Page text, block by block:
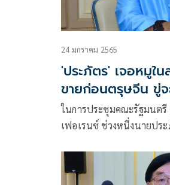
24 มกราคม 2565
'ประภัตร' เจอหมูใ
ขายก่อนตรุษจีน ขู่จ
กักตุน
ในการประชุมคณะรัฐมนต
เฟอเรนซ์ ช่วงหนึ่งนายปร
ในปัจจุบันว่า